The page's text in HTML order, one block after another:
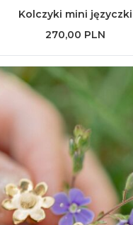
Kolczyki mini języczki
270,00 PLN